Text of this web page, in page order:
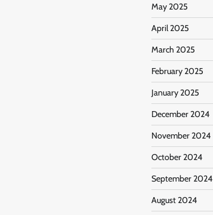
May 2025
April 2025
March 2025
February 2025
January 2025
December 2024
November 2024
October 2024
September 2024
August 2024